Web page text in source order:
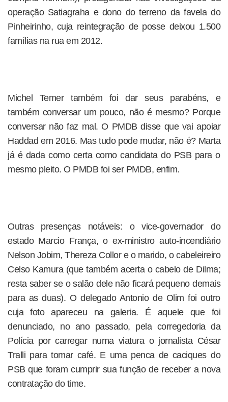
operação Satiagraha e dono do terreno da favela do
Pinheirinho, cuja reintegração de posse deixou 1.500
famílias na rua em 2012.
Michel Temer também foi dar seus parabéns, e
também conversar um pouco, não é mesmo? Porque
conversar não faz mal. O PMDB disse que vai apoiar
Haddad em 2016. Mas tudo pode mudar, não é? Marta
já é dada como certa como candidata do PSB para o
mesmo pleito. O PMDB foi ser PMDB, enfim.
Outras presenças notáveis: o vice-governador do
estado Marcio França, o ex-ministro auto-incendiário
Nelson Jobim, Thereza Collor e o marido, o cabeleireiro
Celso Kamura (que também acerta o cabelo de Dilma;
resta saber se o salão dele não ficará pequeno demais
para as duas). O delegado Antonio de Olim foi outro
cuja foto apareceu na galeria. É aquele que foi
denunciado, no ano passado, pela corregedoria da
Polícia por carregar numa viatura o jornalista César
Tralli para tomar café. E uma penca de caciques do
PSB que foram cumprir sua função de receber a nova
contratação do time.